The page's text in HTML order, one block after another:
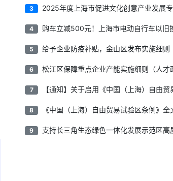
3
4
5 给予企业防疫补贴​，金山区发布实施细则
6
7
8
9